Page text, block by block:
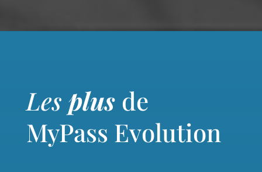
Les plus de
MyPass Evolution